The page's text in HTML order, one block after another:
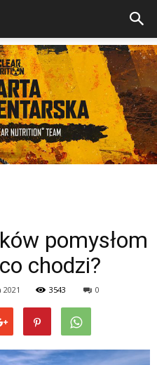
pomysłom
chodzi?
3543 0